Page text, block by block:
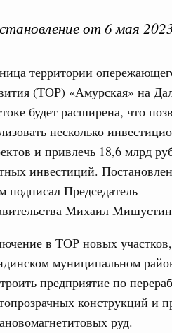
от 6 мая
территории
(ТОР) «Амурская» на
будет расширена, что
несколько
и привлечь 18,6 млрд
инвестиций.
подписал Председатель
Михаил
в ТОР новых
муниципальном
предприятие по
конструкций и
руд.
со справками к
перейдите в раздел "Поиск по
информационных технологий
поручения по
индустрия
6 августа, четверг
поручения по
о